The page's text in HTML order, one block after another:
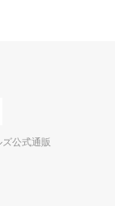
公式通販